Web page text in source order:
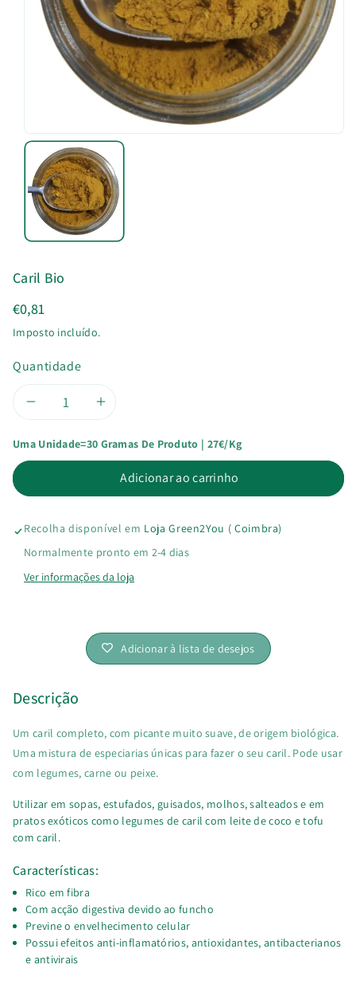
Caril Bio
€0,81
Imposto incluído.
Quantidade
Diminuir
a
quantidade
de
Caril
Bio
Aumentar
a
quantidade
de
Caril
Bio
Uma Unidade=30 Gramas De Produto | 27€/kg
Adicionar ao carrinho
Recolha disponível em Loja Green2You ( Coimbra)
Normalmente pronto em 2-4 dias
Ver informações da loja
Adicionar à lista de desejos
Descrição
Um caril completo, com picante muito suave, de origem biológica.
Uma mistura de especiarias únicas para fazer o seu caril. Pode usar
com legumes, carne ou peixe.
Utilizar em sopas, estufados, guisados, molhos, salteados e em
pratos exóticos como legumes de caril com leite de coco e tofu
com caril.
Características:
Rico em fibra
Com acção digestiva devido ao funcho
Previne o envelhecimento celular
Possui efeitos anti-inflamatórios, antioxidantes, antibacterianos
e antivirais